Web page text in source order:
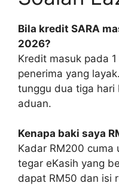
Bila kredit SARA
2026?
Kredit masuk pada
penerima yang
tunggu dua tiga
aduan.
Kenapa baki saya
Kadar RM200 cuma
tegar eKasih yang
dapat RM50 dan isi